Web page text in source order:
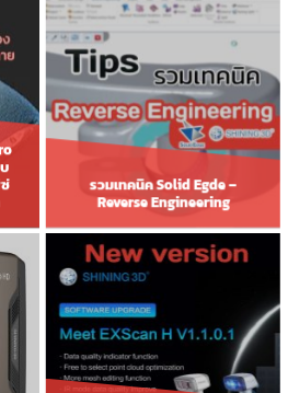
รวมเทคนิค Solid Egde –
Reverse Engineering